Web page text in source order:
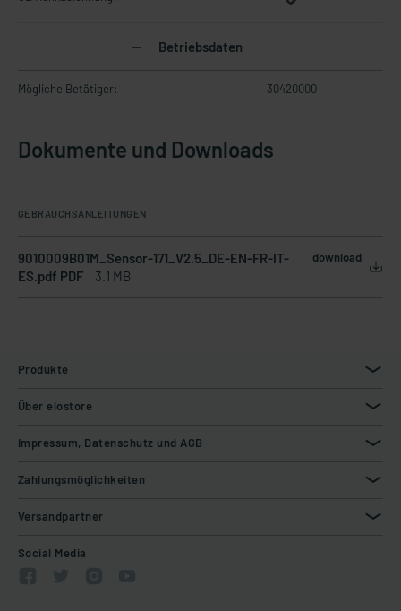
Betriebsdaten
Mögliche Betätiger: 30420000
Dokumente und Downloads
GEBRAUCHSANLEITUNGEN
9010009B01M_Sensor-171_V2.5_DE-EN-FR-IT-
ES.pdf PDF
3.1 MB
download
Produkte
Über elostore
Impressum, Datenschutz und AGB
Zahlungsmöglichkeiten
Versandpartner
Social Media